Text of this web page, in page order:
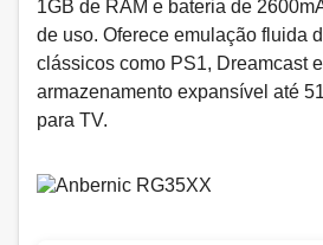
1GB de RAM e bateria de
de uso. Oferece emulação fluida
clássicos como PS1, Dreamcast
armazenamento expansível até
para TV.